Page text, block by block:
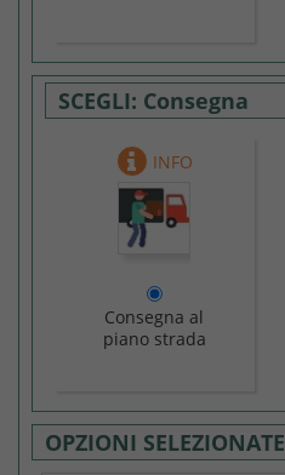
Consegna
Consegna al
piano strada
OPZIONI SELEZIONATE